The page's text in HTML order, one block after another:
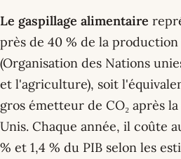
Le gaspillage alimentaire
près de 40 % de la production
(Organisation des Nations
et l'agriculture), soit
gros émetteur de CO₂ après
Unis. Chaque année, il coûte
% et 1,4 % du PIB selon les